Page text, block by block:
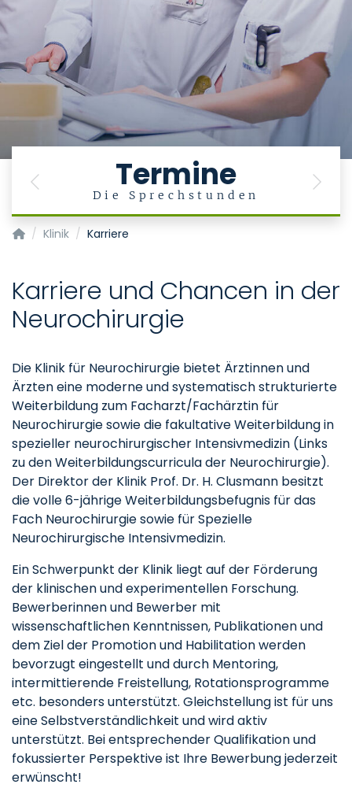
Termine
Die Sprechstunden
Previous Next
Klinik für Neurochirurgie
Klinik Karriere
Karriere und Chancen in der
Neurochirurgie
Die Klinik für Neurochirurgie bietet Ärztinnen und
Ärzten eine moderne und systematisch strukturierte
Weiterbildung zum Facharzt/Fachärztin für
Neurochirurgie sowie die fakultative Weiterbildung in
spezieller neurochirurgischer Intensivmedizin (Links
zu den Weiterbildungscurricula der Neurochirurgie).
Der Direktor der Klinik Prof. Dr. H. Clusmann besitzt
die volle 6-jährige Weiterbildungsbefugnis für das
Fach Neurochirurgie sowie für Spezielle
Neurochirurgische Intensivmedizin.
Ein Schwerpunkt der Klinik liegt auf der Förderung
der klinischen und experimentellen Forschung.
Bewerberinnen und Bewerber mit
wissenschaftlichen Kenntnissen, Publikationen und
dem Ziel der Promotion und Habilitation werden
bevorzugt eingestellt und durch Mentoring,
intermittierende Freistellung, Rotationsprogramme
etc. besonders unterstützt. Gleichstellung ist für uns
eine Selbstverständlichkeit und wird aktiv
unterstützt. Bei entsprechender Qualifikation und
fokussierter Perspektive ist Ihre Bewerbung jederzeit
erwünscht!